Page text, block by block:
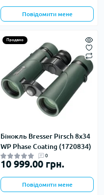
Повідомити мене
Продано
Бінокль Bresser Pirsch 8x34
WP Phase Coating (1720834)
0
10 999.00 грн.
Повідомити мене